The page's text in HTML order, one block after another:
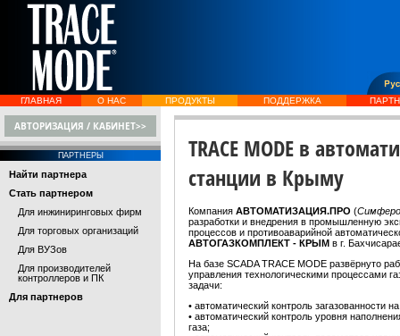
ГЛАВНАЯ О НАС ПРОДУКТЫ ПОДДЕРЖКА
АВТОРИЗАЦИЯ / КАБИНЕТ>>
ПАРТНЕРЫ
Найти партнера
Стать партнером
Для инжиниринговых фирм
Для торговых организаций
Для ВУЗов
Для производителей
контроллеров и ПК
Для партнеров
TRACE MODE в
станции в Крыму
Компания АВТОМАТИЗАЦИЯ.ПРО (
разработки и внедрения в промышленную
процессов и противоаварийной
АВТОГАЗКОМПЛЕКТ - КРЫМ в г.
На базе SCADA TRACE MODE развёрнуто
управления технологическими процессами
задачи:
• автоматический контроль загазованности
• автоматический контроль уровня
газа;